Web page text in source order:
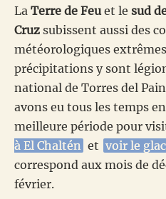
La Terre de Feu et le sud
Cruz subissent aussi des
météorologiques
précipitations y sont
national de Torres del
avons eu tous les temps
meilleure période pour
à El Chaltén et voir le
correspond aux mois de
février.